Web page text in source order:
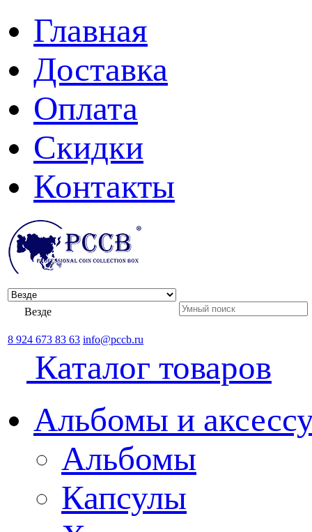
Главная
Доставка
Оплата
Скидки
Контакты
Везде
8 924 673 83 63 info@pccb.ru
Каталог товаров
Альбомы и
Альбомы
Капсулы